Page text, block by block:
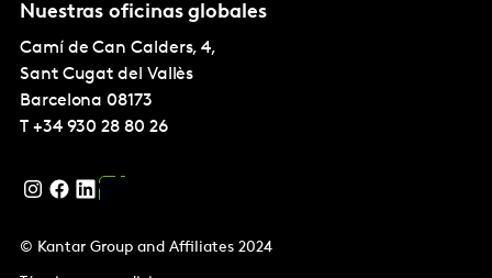
Nuestras oficinas globales
Camí de Can Calders, 4,
Sant Cugat del Vallès
Barcelona 08173
T +34 930 28 80 26
© Kantar Group and Affiliates 2024